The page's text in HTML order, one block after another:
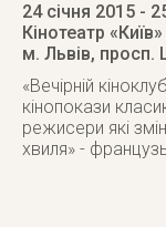
24 січня 2015 -
Кінотеатр «Київ»
м. Львів, просп.
«Вечірній
кінопокази
режисери які
хвиля» -